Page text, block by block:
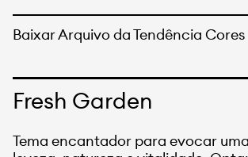
Baixar Arquivo da Tendência Cores
Fresh Garden
Tema encantador para evocar